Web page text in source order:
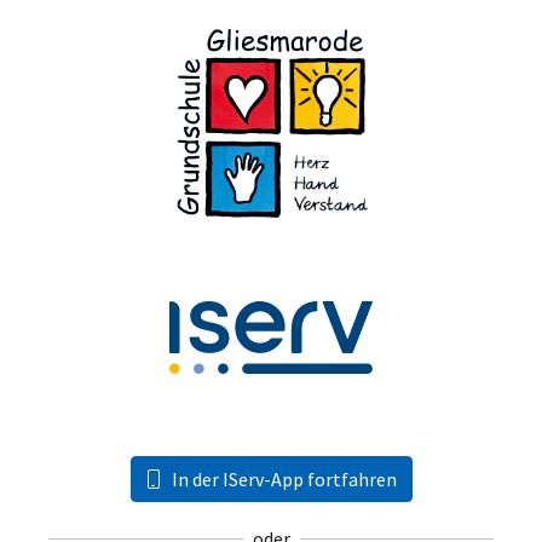
In der IServ-App fortfahren